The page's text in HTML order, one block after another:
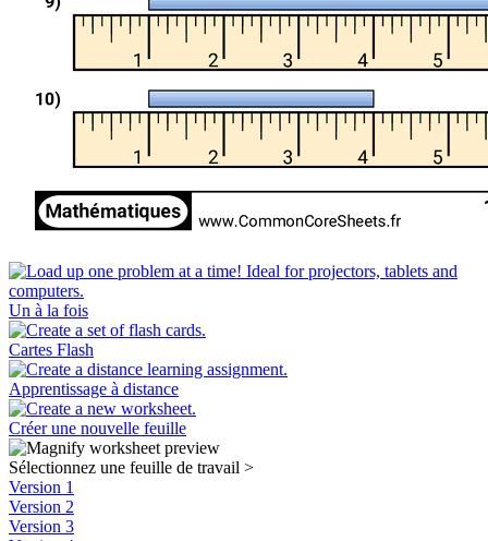
Un à la fois
Cartes Flash
Apprentissage à distance
Créer une nouvelle feuille
Sélectionnez une feuille de travail >
Version 1
Version 2
Version 3